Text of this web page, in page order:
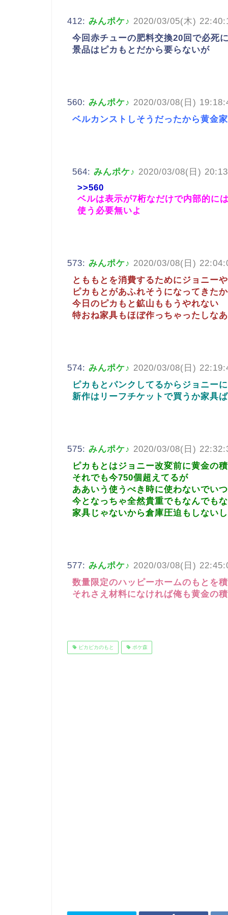
412: みんポケ♪ 2020/03/05(木)
今回赤チューの肥料交換20回で必死
景品はピカもとだから要らないが
560: みんポケ♪ 2020/03/08(日)
ベルカンストしそうだったから黄金
564: みんポケ♪ 2020/03/08(日)
>>560
ベルは表示が7桁なだけで内部的に
使う必要無いよ
573: みんポケ♪ 2020/03/08(日)
とももとを消費するためにジョニー
ピカもとがあふれそうになってきた
今日のピカもと鉱山ももうやれない
特おね家具もほぼ作っちゃったしなあ
574: みんポケ♪ 2020/03/08(日)
ピカもとパンクしてるからジョニー
新作はリーフチケットで買うか家具
575: みんポケ♪ 2020/03/08(日)
ピカもとはジョニー改変前に黄金の
それでも今750個超えてるが
ああいう使うべき時に使わないでい
今となっちゃ全然貴重でもなんでも
家具じゃないから倉庫圧迫もしないし
577: みんポケ♪ 2020/03/08(日)
数量限定のハッピーホームのもとを
それさえ材料になければ俺も黄金の
ピカピカのもと ポケ森